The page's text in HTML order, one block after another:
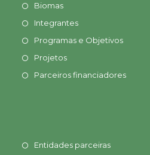
Biomas
Integrantes
Programas e Objetivos
Projetos
Parceiros financiadores
Entidades parceiras